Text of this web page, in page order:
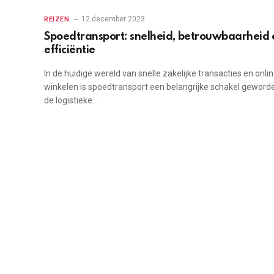
REIZEN 12 december 2023
Spoedtransport: snelheid, betrouwbaarheid
efficiëntie
In de huidige wereld van snelle zakelijke transacties en
winkelen is spoedtransport een belangrijke schakel
de logistieke…